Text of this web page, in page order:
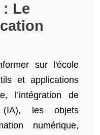
Le
sur l'école
et applications
l’intégration de
(IA), les objets
numérique,